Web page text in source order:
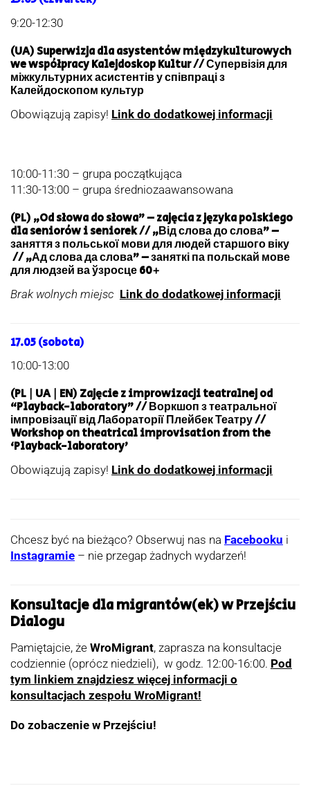
9:20-12:30
(UA) Superwizja dla asystentów międzykulturowych
we współpracy Kalejdoskop Kultur // Супервізія для
міжкультурних асистентів у співпраці з
Калейдоскопом культур
Obowiązują zapisy! Link do dodatkowej informacji
10:00-11:30 – grupa początkująca
11:30-13:00 – grupa średniozaawansowana
(PL) „Od słowa do słowa” – zajęcia z języka polskiego
dla seniorów i seniorek // „Від слова до слова” –
заняття з польської мови для людей старшого віку
// „Ад слова да слова” – заняткі па польскай мове
для людзей ва ўзросце 60+
Brak wolnych miejsc Link do dodatkowej informacji
17.05 (sobota)
10:00-13:00
(PL | UA | EN) Zajęcie z improwizacji teatralnej od
“Playback-laboratory” // Воркшоп з театральної
імпровізації від Лабораторії Плейбек Театру //
Workshop on theatrical improvisation from the
‘Playback-laboratory’
Obowiązują zapisy! Link do dodatkowej informacji
Chcesz być na bieżąco? Obserwuj nas na Facebooku i
Instagramie – nie przegap żadnych wydarzeń!
Konsultacje dla migrantów(ek) w Przejściu
Dialogu
Pamiętajcie, że WroMigrant, zaprasza na konsultacje
codziennie (oprócz niedzieli), w godz. 12:00-16:00. Pod
tym linkiem znajdziesz więcej informacji o
konsultacjach zespołu WroMigrant!
Do zobaczenie w Przejściu!